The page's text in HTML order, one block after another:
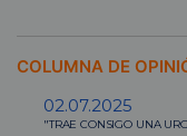
COLUMNA DE
02.07.2025
"TRAE CONSIGO UNA